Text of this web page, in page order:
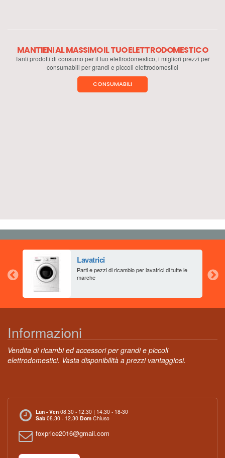
MANTIENI AL MASSIMO IL TUO ELETTRODOMESTICO
Tanti prodotti di consumo per il tuo elettrodomestico, i migliori prezzi per
consumabili per grandi e piccoli elettrodomestici
CONSUMABILI
Lavatrici
Parti e pezzi di ricambio per lavatrici di tutte le
marche
Informazioni
Vendita di ricambi ed accessori per grandi e piccoli
elettrodomestici. Vasta disponibilità a prezzi vantaggiosi.
Lun - Ven 08.30 - 12.30 | 14.30 - 18-30
Sab 08.30 - 12.30 Dom Chiuso
foxprice2016@gmail.com